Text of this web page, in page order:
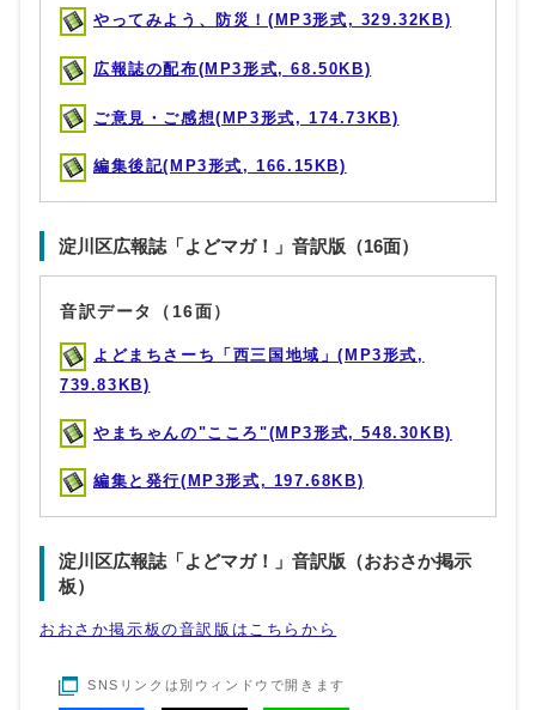
やってみよう、防災！(MP3形式, 329.32KB)
広報誌の配布(MP3形式, 68.50KB)
ご意見・ご感想(MP3形式, 174.73KB)
編集後記(MP3形式, 166.15KB)
淀川区広報誌「よどマガ！」音訳版（16面）
音訳データ（16面）
よどまちさーち「西三国地域」(MP3形式,
739.83KB)
やまちゃんの"こころ"(MP3形式, 548.30KB)
編集と発行(MP3形式, 197.68KB)
淀川区広報誌「よどマガ！」音訳版（おおさか掲示
板）
おおさか掲示板の音訳版はこちらから
SNSリンクは別ウィンドウで開きます